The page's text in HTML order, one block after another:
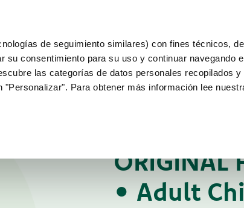
de seguimiento similares) con fines técnicos, de
su consentimiento para su uso y continuar navegando
las categorías de datos personales recopilados y
Para obtener más información lee
WORLD OF LOVE PARA TU PERRO PARA TU GATO
ORIGINAL
• Adult